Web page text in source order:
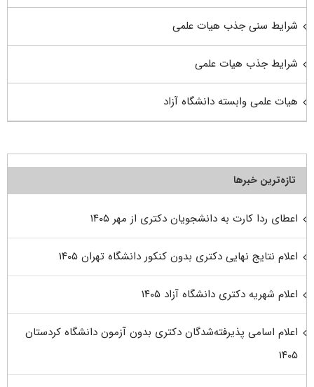
شرایط سنی جذب هیات علمی
شرایط جذب هیات علمی
هیات علمی وابسته دانشگاه آزاد
تازه‌ترین خبرها
اعطای ردا کارت به دانشجویان دکتری از مهر ۱۴۰۵
اعلام نتایج نهایی دکتری بدون کنکور دانشگاه تهران ۱۴۰۵
اعلام شهریه دکتری دانشگاه آزاد ۱۴۰۵
اعلام اسامی پذیرفته‌شدگان دکتری بدون آزمون دانشگاه کردستان
۱۴۰۵